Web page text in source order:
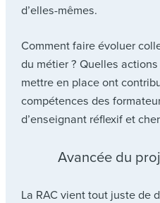
d’elles-mêmes.
Comment faire évoluer
du métier ? Quelles
mettre en place ont
compétences des
d’enseignant réflexif et
Avancée du
La RAC vient tout juste de